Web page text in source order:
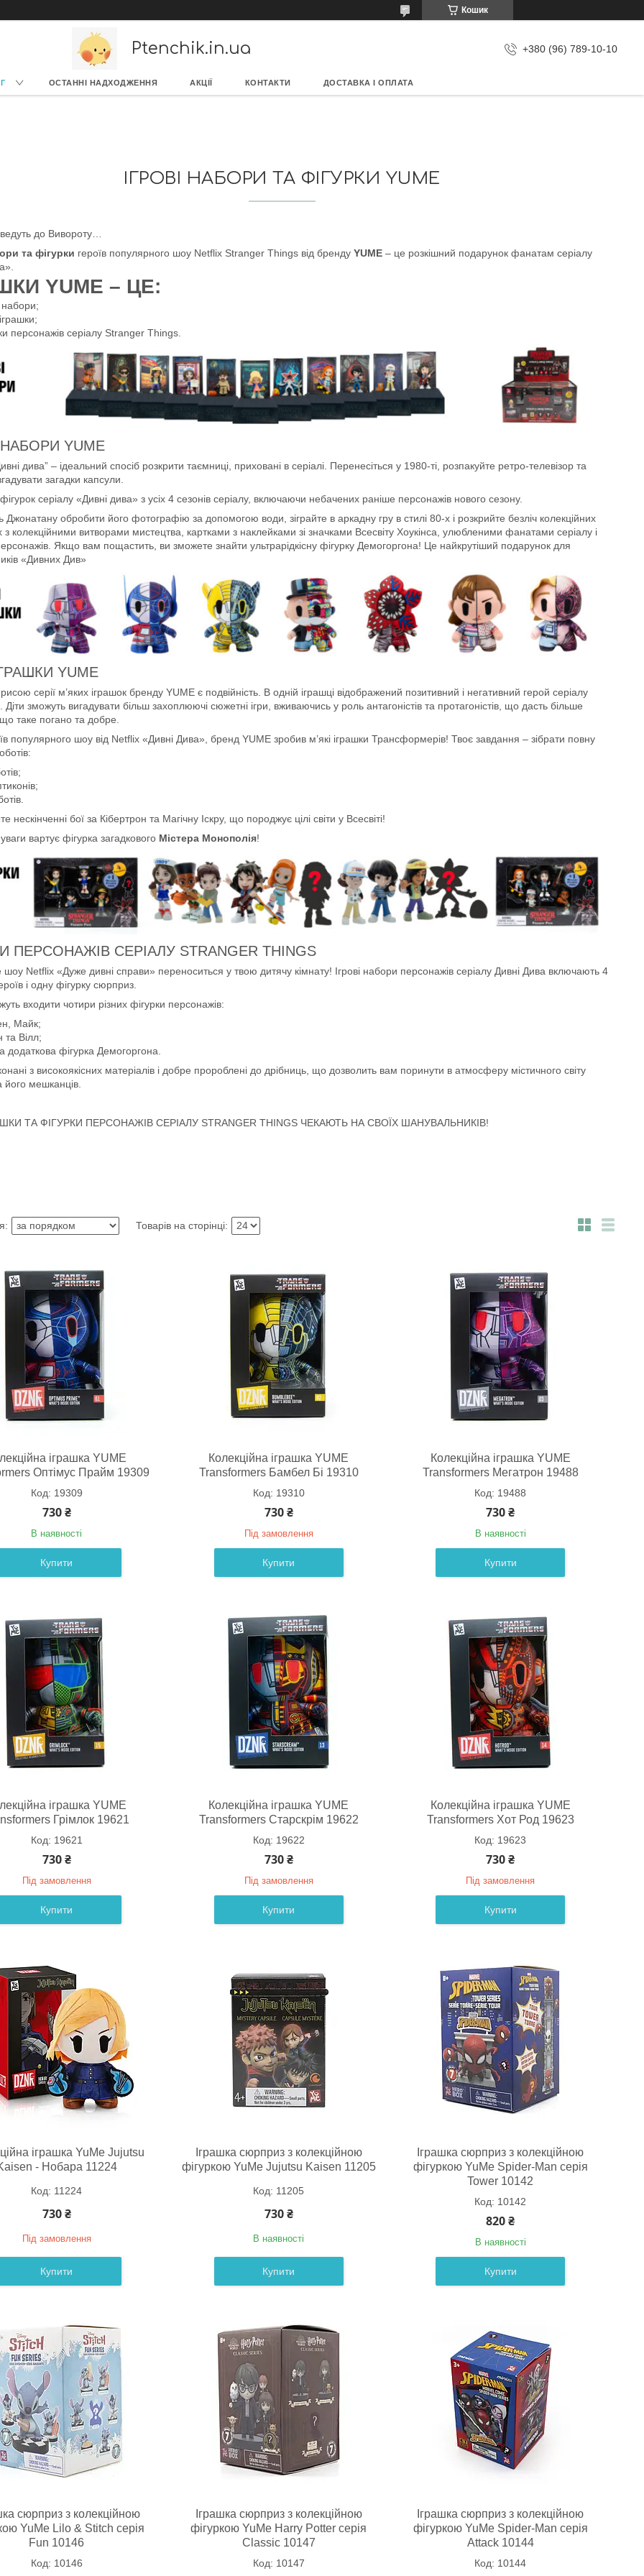
Кошик
Ptenchik.in.ua +380 (96) 789-10-10
ОСТАННІ НАДХОДЖЕННЯ АКЦІЇ КОНТАКТИ ДОСТАВКА І ОПЛАТА
ІГРОВІ НАБОРИ ТА ФІГУРКИ YUME
до Вивороту…
та фігурки героїв популярного шоу Netflix Stranger Things від бренду YUME– це розкішний подарунок фанатам серіалу
YUME – ЦЕ:
набори;
персонажів серіалу Stranger Things.
НАБОРИ YUME
дива” – ідеальний спосіб розкрити таємниці, приховані в серіалі. Перенесіться у 1980-ті, розпакуйте ретро-телевізор та
загадки капсули.
серіалу «Дивні дива» з усіх 4 сезонів серіалу, включаючи небачених раніше персонажів нового сезону.
Джонатану обробити його фотографію за допомогою води, зіграйте в аркадну гру в стилі 80-х і розкрийте безліч колекційних
з колекційними витворами мистецтва, картками з наклейками зі значками Всесвіту Хоукінса, улюбленими фанатами серіалу і
Якщо вам пощастить, ви зможете знайти ультрарідкісну фігурку Демогоргона! Це найкрутіший подарунок для
«Дивних Див»
YUME
серії м’яких іграшок бренду YUME є подвійність. В одній іграшці відображений позитивний і негативний герой серіалу
Діти зможуть вигадувати більш захоплюючі сюжетні ігри, вживаючись у роль антагоністів та протагоністів, що дасть більше
таке погано та добре.
популярного шоу від Netflix «Дивні Дива», бренд YUME зробив м’які іграшки Трансформерів! Твоє завдання – зібрати повну
нескінченні бої за Кібертрон та Магічну Іскру, що породжує цілі світи у Всесвіті!
вартує фігурка загадкового Містера Монополія!
ПЕРСОНАЖІВ СЕРІАЛУ STRANGER THINGS
Netflix «Дуже дивні справи» переноситься у твою дитячу кімнату! Ігрові набори персонажів серіалу Дивні Дива включають 4
і одну фігурку сюрприз.
входити чотири різних фігурки персонажів:
Майк;
та Вілл;
додаткова фігурка Демогоргона.
з високоякісних матеріалів і добре пророблені до дрібниць, що дозволить вам поринути в атмосферу містичного світу
його мешканців.
ТА ФІГУРКИ ПЕРСОНАЖІВ СЕРІАЛУ STRANGER THINGS ЧЕКАЮТЬ НА СВОЇХ ШАНУВАЛЬНИКІВ!
іграшка YUME
Оптімус Прайм 19309
19309
730 ₴
В наявності
Купити
Колекційна іграшка YUME
Transformers Бамбел Бі 19310
19310
730 ₴
Під замовлення
Купити
Колекційна іграшка YUME
Transformers Мегатрон 19488
19488
730 ₴
В наявності
Купити
іграшка YUME
Грімлок 19621
19621
730 ₴
Під замовлення
Купити
Колекційна іграшка YUME
Transformers Старскрім 19622
19622
730 ₴
Під замовлення
Купити
Колекційна іграшка YUME
Transformers Хот Род 19623
19623
730 ₴
Під замовлення
Купити
іграшка YuMe Jujutsu
- Нобара 11224
11224
730 ₴
Під замовлення
Купити
Іграшка сюрприз з колекційною
фігуркою YuMe Jujutsu Kaisen 11205
11205
730 ₴
В наявності
Купити
Іграшка сюрприз з колекційною
фігуркою YuMe Spider-Man серія
Tower 10142
10142
820 ₴
В наявності
Купити
сюрприз з колекційною
YuMe Lilo & Stitch серія
Fun 10146
10146
Іграшка сюрприз з колекційною
фігуркою YuMe Harry Potter серія
Classic 10147
10147
Іграшка сюрприз з колекційною
фігуркою YuMe Spider-Man серія
Attack 10144
10144